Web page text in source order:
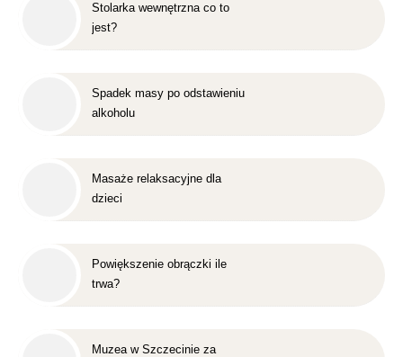
Stolarka wewnętrzna co to
jest?
Spadek masy po odstawieniu
alkoholu
Masaże relaksacyjne dla
dzieci
Powiększenie obrączki ile
trwa?
Muzea w Szczecinie za